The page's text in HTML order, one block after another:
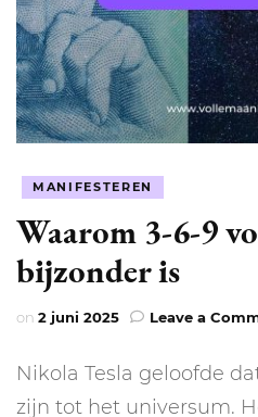
MANIFESTEREN
Waarom 3-6-9
bijzonder is
on 2 juni 2025 Leave a
Nikola Tesla geloofde
zijn tot het universum.